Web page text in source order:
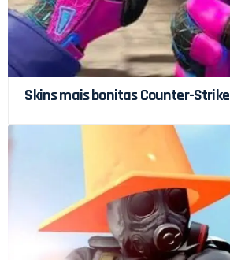
Skins mais bonitas Counter-Strike